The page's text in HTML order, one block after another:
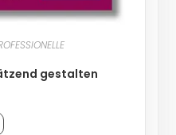
gestalten